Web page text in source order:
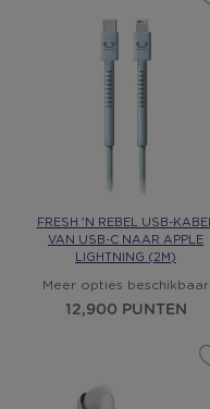
FRESH 'N REBEL USB-KABEL
VAN USB-C NAAR APPLE
LIGHTNING (2M)
Meer opties beschikbaar
12,900 PUNTEN